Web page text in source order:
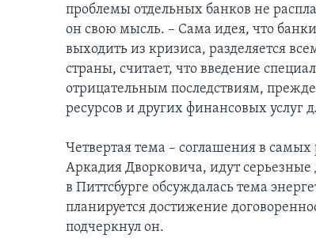
проблемы отдельных банков не
он свою мысль. – Сама идея, что
выходить из кризиса, разделяется
страны, считает, что введение
отрицательным последствиям,
ресурсов и других финансовых услуг
Четвертая тема – соглашения в
Аркадия Дворковича, идут
в Питтсбурге обсуждалась тема
планируется достижение
подчеркнул он.